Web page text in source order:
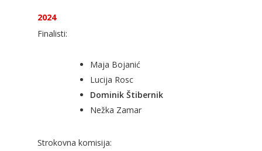
2024
Finalisti:
Maja Bojanić
Lucija Rosc
Dominik Štibernik
Nežka Zamar
Strokovna komisija: